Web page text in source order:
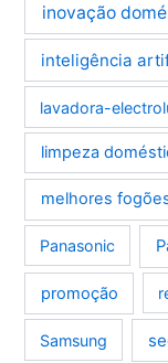
inovação
inteligência
lavadora-
limpeza
melhores
Panasonic
promoção
Samsung